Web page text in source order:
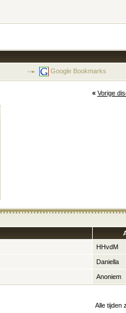
Google Bookmarks
« Vorige
HHvdM
Daniella
Anoniem
Alle tijden